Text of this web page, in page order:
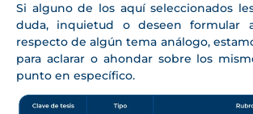
Si alguno de los aquí seleccionados
duda, inquietud o deseen formular
respecto de algún tema análogo,
para aclarar o ahondar sobre los
punto en específico.